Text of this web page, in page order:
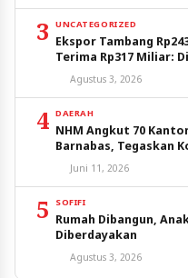
3 UNCATEGORIZED
Ekspor Tambang
Terima Rp317 Miliar:
Agustus 3, 2026
4 DAERAH
NHM Angkut 70
Barnabas, Tegaskan
Juni 11, 2026
5 SOFIFI
Rumah Dibangun,
Diberdayakan
Agustus 3, 2026